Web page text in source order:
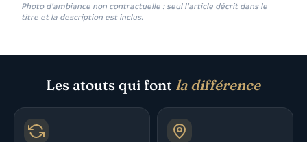
Photo d'ambiance non contractuelle : seul l'article décrit dans le
titre et la description est inclus.
Les atouts qui font la différence